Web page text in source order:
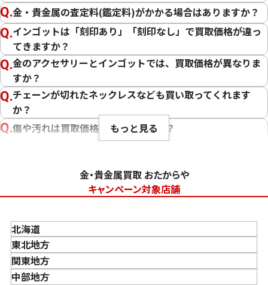
金・貴金属の査定料(鑑定料)がかかる場合はありますか？
インゴットは「刻印あり」「刻印なし」で買取価格が違っ
てきますか？
金のアクセサリーとインゴットでは、買取価格が異なりま
すか？
チェーンが切れたネックレスなども買い取ってくれます
か？
傷や汚れは買取価格に影響しますか？
大判・小判、外国金貨、古銭やコインなども買取してもら
「金・貴金属の査定」にはどれくらい時間がかかります
「金・貴金属の買取価格」はどうやって決まりますか？
金・貴金属はいつ売るのがポイント？日によって買取価格
が違うって本当ですか？
もっと見る
金・貴金属買取 おたからや
キャンペーン対象店舗
北海道
東北地方
青森県
岩手県
関東地方
東京都
中部地方